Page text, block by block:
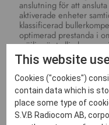
anslutning för att
aktiverade enheter
klassificerad
optimerad prestanda i
möjliggör tydlig
headset har en gul färg
batterier eller ett
timmars batteritid. De
som hjälmfäste. Vissa
tillbehör för att få en
kabelanslutning till
kommunikationsradios.
This website
Cookies ("cookies")
contain data which is
place some type of
S.V.B Radiocom AB,